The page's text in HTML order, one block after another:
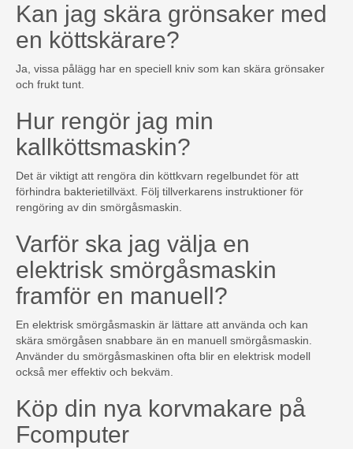
Kan jag skära grönsaker med
en köttskärare?
Ja, vissa pålägg har en speciell kniv som kan skära grönsaker
och frukt tunt.
Hur rengör jag min
kallköttsmaskin?
Det är viktigt att rengöra din köttkvarn regelbundet för att
förhindra bakterietillväxt. Följ tillverkarens instruktioner för
rengöring av din smörgåsmaskin.
Varför ska jag välja en
elektrisk smörgåsmaskin
framför en manuell?
En elektrisk smörgåsmaskin är lättare att använda och kan
skära smörgåsen snabbare än en manuell smörgåsmaskin.
Använder du smörgåsmaskinen ofta blir en elektrisk modell
också mer effektiv och bekväm.
Köp din nya korvmakare på
Fcomputer